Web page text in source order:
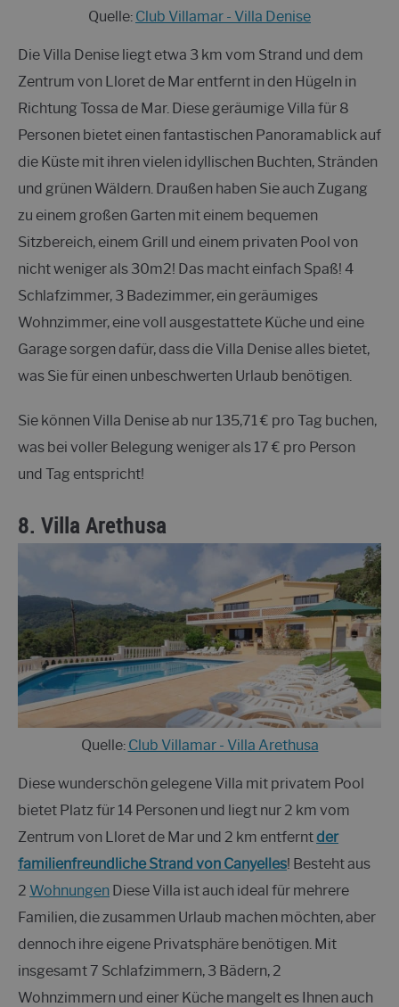
Quelle: Club Villamar - Villa Denise
Die Villa Denise liegt etwa 3 km vom Strand und dem
Zentrum von Lloret de Mar entfernt in den Hügeln in
Richtung Tossa de Mar. Diese geräumige Villa für 8
Personen bietet einen fantastischen Panoramablick auf
die Küste mit ihren vielen idyllischen Buchten, Stränden
und grünen Wäldern. Draußen haben Sie auch Zugang
zu einem großen Garten mit einem bequemen
Sitzbereich, einem Grill und einem privaten Pool von
nicht weniger als 30m2! Das macht einfach Spaß! 4
Schlafzimmer, 3 Badezimmer, ein geräumiges
Wohnzimmer, eine voll ausgestattete Küche und eine
Garage sorgen dafür, dass die Villa Denise alles bietet,
was Sie für einen unbeschwerten Urlaub benötigen.
Sie können Villa Denise ab nur 135,71 € pro Tag buchen,
was bei voller Belegung weniger als 17 € pro Person
und Tag entspricht!
8. Villa Arethusa
Quelle: Club Villamar - Villa Arethusa
Diese wunderschön gelegene Villa mit privatem Pool
bietet Platz für 14 Personen und liegt nur 2 km vom
Zentrum von Lloret de Mar und 2 km entferntder
familienfreundliche Strand von Canyelles! Besteht aus
2 Wohnungen Diese Villa ist auch ideal für mehrere
Familien, die zusammen Urlaub machen möchten, aber
dennoch ihre eigene Privatsphäre benötigen. Mit
insgesamt 7 Schlafzimmern, 3 Bädern, 2
Wohnzimmern und einer Küche mangelt es Ihnen auch